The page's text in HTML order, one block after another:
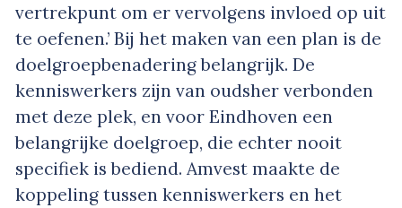
vertrekpunt om er vervolgens invloed op uit
te oefenen.’ Bij het maken van een plan is de
doelgroepbenadering belangrijk. De
kenniswerkers zijn van oudsher verbonden
met deze plek, en voor Eindhoven een
belangrijke doelgroep, die echter nooit
specifiek is bediend. Amvest maakte de
koppeling tussen kenniswerkers en het